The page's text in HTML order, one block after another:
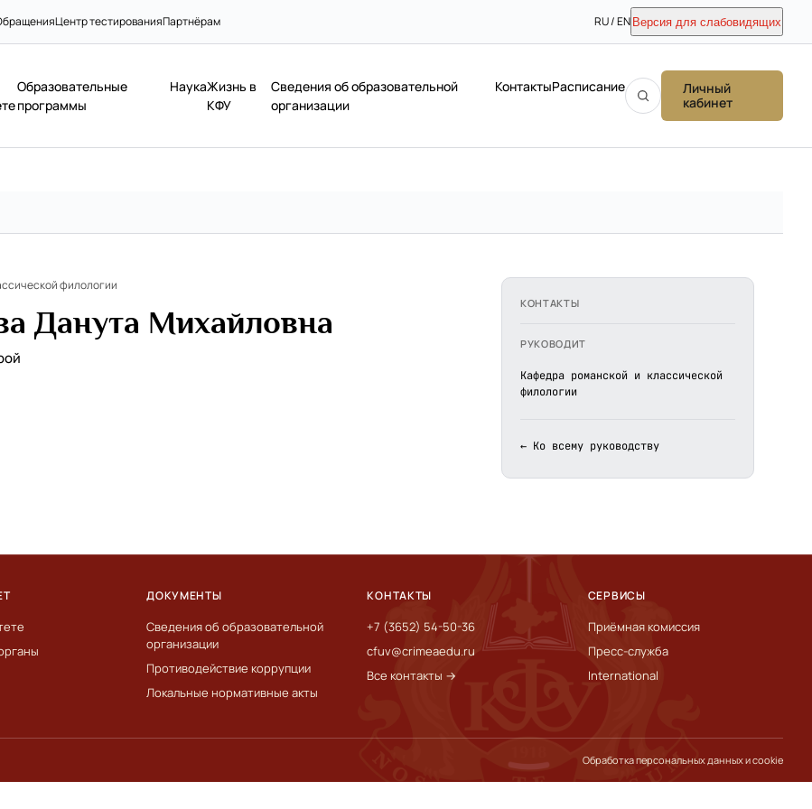
Центр тестированияПартнёрам RU / EN Версия для слабовидящих
Образовательные
программы
НаукаЖизнь в
КФУ
Сведения об образовательной
организации
КонтактыРасписание
Личный
кабинет
филологии
Данута Михайловна
КОНТАКТЫ
РУКОВОДИТ
Кафедра романской и классической
филологии
← Ко всему руководству
ДОКУМЕНТЫ
Сведения об образовательной
организации
Противодействие коррупции
Локальные нормативные акты
КОНТАКТЫ
+7 (3652) 54-50-36
cfuv@crimeaedu.ru
Все контакты →
СЕРВИСЫ
Приёмная комиссия
Пресс-служба
International
Обработка персональных данных и cookie